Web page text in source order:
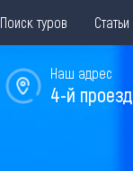
Поиск туров Статьи
Наш адрес
4-й